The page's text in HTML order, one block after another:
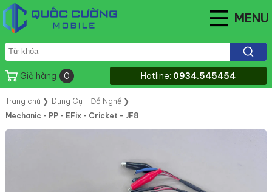
MENU
Giỏ hàng 0 Hotline: 0934.545454
Trang chủ ❯ Dụng Cụ - Đồ Nghề❯
Mechanic - PP - EFix - Cricket - JF8